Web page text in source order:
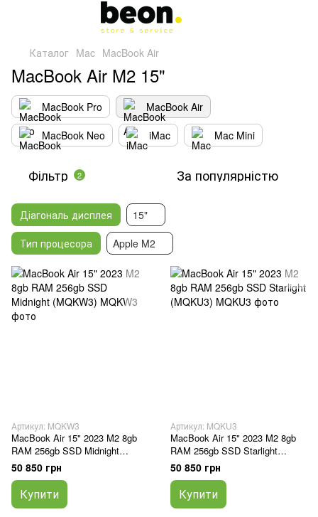
Каталог Mac MacBook Air
MacBook Air M2 15"
MacBook Pro
MacBook Air
MacBook Neo
iMac Mac Mini
Фільтр 2 За популярністю
Діагональ дисплея
15"
Тип процесора
Apple M2
Артикул: MQKW3
MacBook Air 15" 2023 M2 8gb
RAM 256gb SSD Midnight
(MQKW3)
50 850 грн
Купити
Артикул: MQKU3
MacBook Air 15" 2023 M2 8gb
RAM 256gb SSD Starlight
(MQKU3)
50 850 грн
Купити